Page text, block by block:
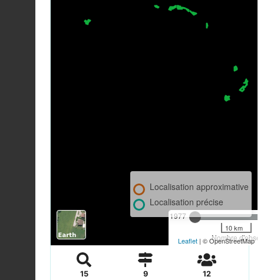
1977
Nombre
Localisation approximative
Localisation précise
10 km
Leaflet | © OpenStreetMap
15 9 12